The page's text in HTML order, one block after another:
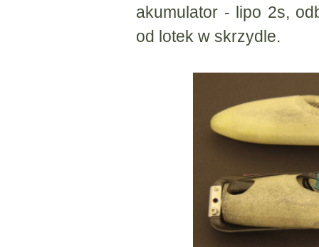
akumulator - lipo 2s,
od lotek w skrzydle.